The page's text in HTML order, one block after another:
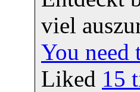
viel
You need
Liked 15